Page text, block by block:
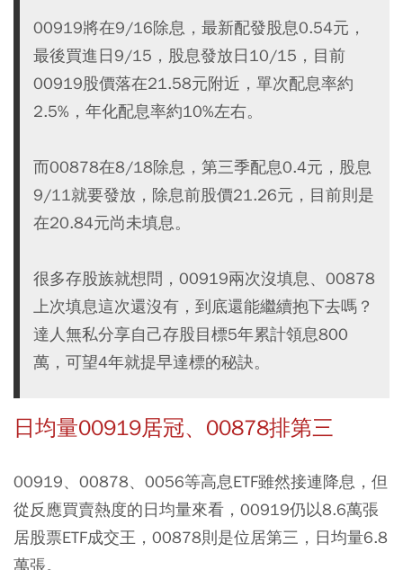
00919將在9/16除息，最新配發股息0.54元，
最後買進日9/15，股息發放日10/15，目前
00919股價落在21.58元附近，單次配息率約
2.5%，年化配息率約10%左右。
而00878在8/18除息，第三季配息0.4元，股息
9/11就要發放，除息前股價21.26元，目前則是
在20.84元尚未填息。
很多存股族就想問，00919兩次沒填息、00878
上次填息這次還沒有，到底還能繼續抱下去嗎？
達人無私分享自己存股目標5年累計領息800
萬，可望4年就提早達標的秘訣。
日均量00919居冠、00878排第三
00919、00878、0056等高息ETF雖然接連降息，但
從反應買賣熱度的日均量來看，00919仍以8.6萬張
居股票ETF成交王，00878則是位居第三，日均量6.8
萬張。